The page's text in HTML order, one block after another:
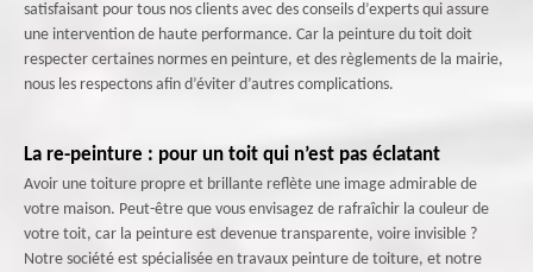
satisfaisant pour tous nos clients avec des conseils d’experts qui assure
une intervention de haute performance. Car la peinture du toit doit
respecter certaines normes en peinture, et des règlements de la mairie,
nous les respectons afin d’éviter d’autres complications.
La re-peinture : pour un toit qui n’est pas éclatant
Avoir une toiture propre et brillante reflète une image admirable de
votre maison. Peut-être que vous envisagez de rafraîchir la couleur de
votre toit, car la peinture est devenue transparente, voire invisible ?
Notre société est spécialisée en travaux peinture de toiture, et notre